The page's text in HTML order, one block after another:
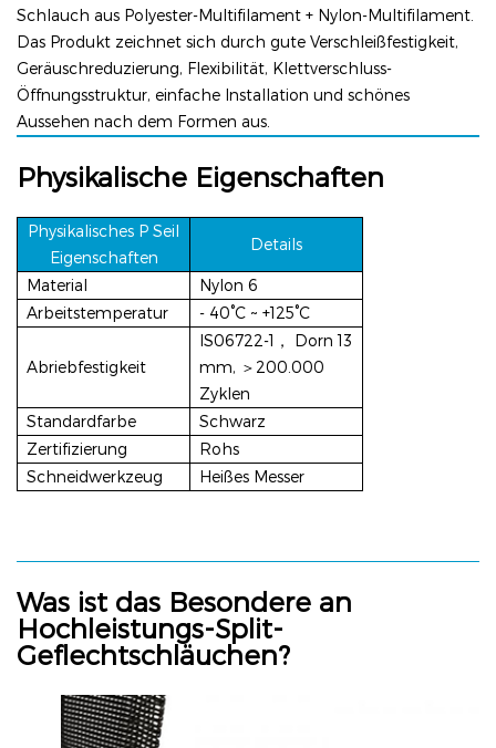
Schlauch aus Polyester-Multifilament + Nylon-Multifilament.
Das Produkt zeichnet sich durch gute Verschleißfestigkeit,
Geräuschreduzierung, Flexibilität, Klettverschluss-
Öffnungsstruktur, einfache Installation und schönes
Aussehen nach dem Formen aus.
Physikalische Eigenschaften
Physikalisches P Seil
Eigenschaften
Details
Material
Nylon 6
Arbeitstemperatur
- 40°C ~ +125°C
Abriebfestigkeit
lS06722-1， Dorn 13
mm, ＞200.000
Zyklen
Standardfarbe
Schwarz
Zertifizierung
Rohs
Schneidwerkzeug
Heißes Messer
Was ist das Besondere an
Hochleistungs-Split-
Geflechtschläuchen?